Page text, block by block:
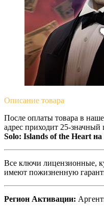
Описание товара
После оплаты товара в
адрес приходит 25-
Solo: Islands of the Heart
Все ключи лицензионные,
имеют пожизненную
Регион Активации: